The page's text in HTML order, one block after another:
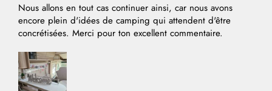
Nous allons en tout cas continuer ainsi, car nous avons
encore plein d'idées de camping qui attendent d'être
concrétisées. Merci pour ton excellent commentaire.